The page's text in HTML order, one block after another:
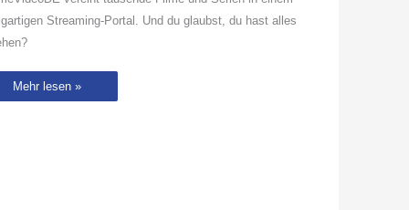
Streaming-Portal. Und du glaubst, du hast alles
Borat
Mehr lesen »